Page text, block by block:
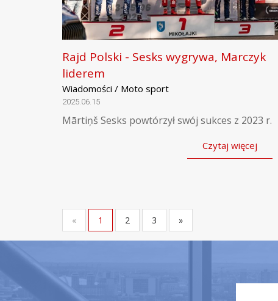
Rajd Polski - Sesks wygrywa, Marczyk
liderem
Wiadomości / Moto sport
2025.06.15
Mārtiņš Sesks powtórzył swój sukces z 2023 r.
Czytaj więcej
« 1 2 3 »